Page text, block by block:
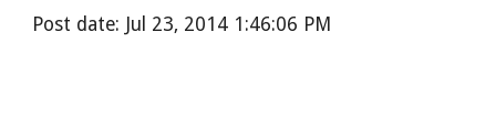
Post date: Jul 23, 2014 1:46:06 PM